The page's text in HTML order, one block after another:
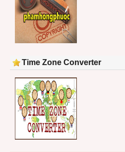
Time Zone Converter